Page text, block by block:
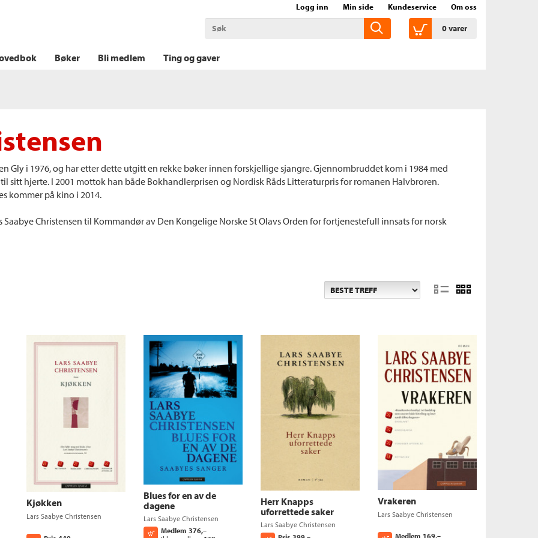
Logg inn Min side Kundeservice Om oss
0varer
Bøker Bli medlem Ting og gaver
Gly i 1976, og har etter dette utgitt en rekke bøker innen forskjellige sjangre. Gjennombruddet kom i 1984 med
sitt hjerte. I 2001 mottok han både Bokhandlerprisen og Nordisk Råds Litteraturpris for romanen Halvbroren.
kommer på kino i 2014.
Christensen til Kommandør av Den Kongelige Norske St Olavs Orden for fortjenestefull innsats for norsk
Kjøkken
Lars Saabye Christensen
Blues for en av de
dagene
Lars Saabye Christensen
Medlem 376,–
Kjøp
Herr Knapps
uforrettede saker
Lars Saabye Christensen
Vrakeren
Lars Saabye Christensen
Medlem 169,–